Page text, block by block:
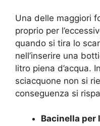
Una delle maggiori
proprio per
quando si tira lo
nell’inserire una
litro piena d’acqua.
sciacquone non si
conseguenza si
Bacinella per